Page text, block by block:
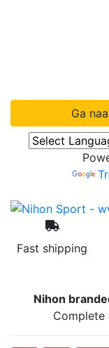
Ga
Fast shipping
Nihon
Complete